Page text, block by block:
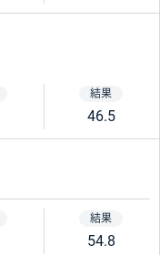
46.5
54.8